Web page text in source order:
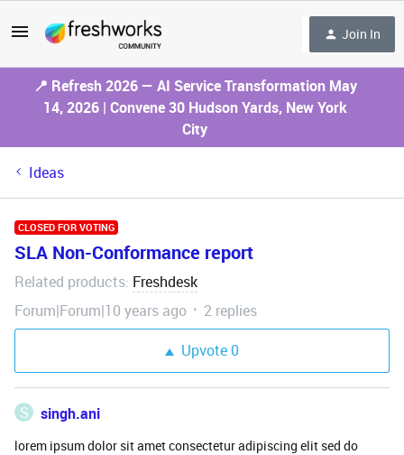
Join In
📍 Refresh 2026 — AI Service Transformation May
14, 2026 | Convene 30 Hudson Yards, New York
City
Ideas
CLOSED FOR VOTING
SLA Non-Conformance report
Related products: Freshdesk
Forum|Forum|10 years ago
2 replies
Upvote0
S singh.ani
lorem ipsum dolor sit amet consectetur adipiscing elit sed do